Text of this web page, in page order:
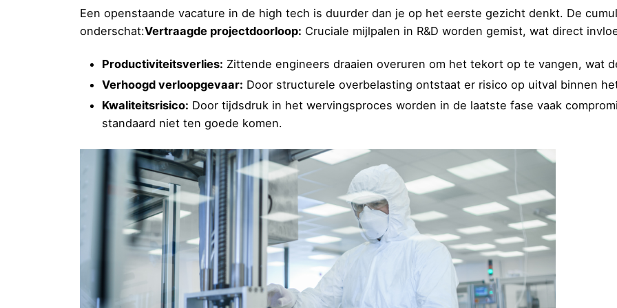
Een openstaande vacature in de high tech is duurder dan je op het eerste gezicht denkt. De
onderschat:Vertraagde projectdoorloop: Cruciale mijlpalen in R&D worden gemist, wat direct
Productiviteitsverlies: Zittende engineers draaien overuren om het tekort op te vangen, wat
Verhoogd verloopgevaar: Door structurele overbelasting ontstaat er risico op uitval binnen het
Kwaliteitsrisico: Door tijdsdruk in het wervingsproces worden in de laatste fase vaak
standaard niet ten goede komen.